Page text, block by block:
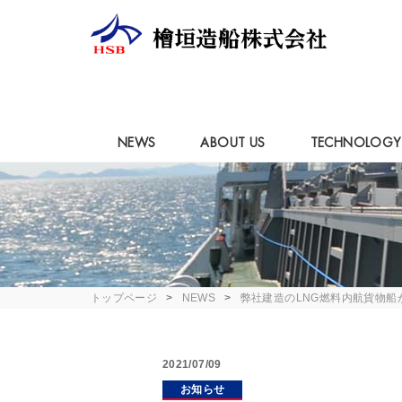
NEWS ABOUT US
トップページ NEWS 弊社建造のLNG燃料内航貨物
2021/07/09
お知らせ